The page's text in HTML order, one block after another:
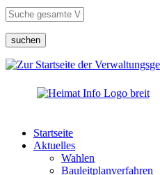
suchen
Startseite
Aktuelles
Wahlen
Bauleitplanverfahren